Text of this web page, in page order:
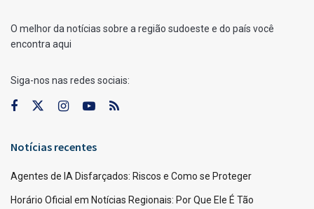
O melhor da notícias sobre a região sudoeste e do país você
encontra aqui
Siga-nos nas redes sociais:
Notícias recentes
Agentes de IA Disfarçados: Riscos e Como se Proteger
Horário Oficial em Notícias Regionais: Por Que Ele É Tão